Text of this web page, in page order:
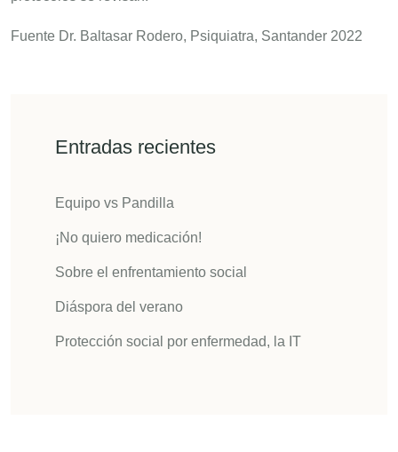
Fuente Dr. Baltasar Rodero, Psiquiatra, Santander 2022
Entradas recientes
Equipo vs Pandilla
¡No quiero medicación!
Sobre el enfrentamiento social
Diáspora del verano
Protección social por enfermedad, la IT